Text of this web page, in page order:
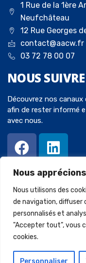
Nous
Nous utilisons des
de navigation, diffuser
personnalisés et
"Accepter tout", vous
cookies.
Personnaliser
1 Rue de la 1ère
Neufchâteau
12 Rue Georges
contact@aacw.fr
03 72 78 00 07
NOUS SUIVRE
Découvrez nos
afin de rester informé
avec nous.
© 2023 Avocats-